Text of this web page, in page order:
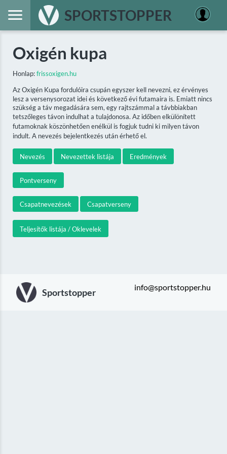
SPORTSTOPPER
Oxigén kupa
Honlap:frissoxigen.hu
Az Oxigén Kupa fordulóira csupán egyszer kell nevezni, ez érvényes
lesz a versenysorozat idei és következő évi futamaira is. Emiatt nincs
szükség a táv megadására sem, egy rajtszámmal a távbbiakban
tetszőleges távon indulhat a tulajdonosa. Az időben elkülönített
futamoknak köszönhetően enélkül is fogjuk tudni ki milyen távon
indult. A nevezés bejelentkezés után érhető el.
Nevezés Nevezettek listája Eredmények
Pontverseny
Csapatnevezések Csapatverseny
Teljesítők listája / Oklevelek
Sportstopper info@sportstopper.hu